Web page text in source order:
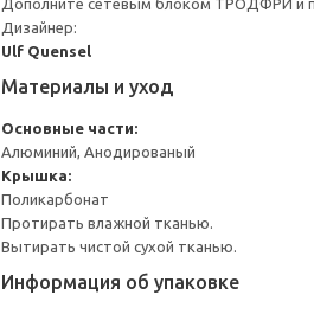
Дополните сетевым блоком ТРОДФРИ и
Дизайнер:
Ulf Quensel
Материалы и уход
Основные части:
Алюминий, Анодированый
Крышка:
Поликарбонат
Протирать влажной тканью.
Вытирать чистой сухой тканью.
Информация об упаковке